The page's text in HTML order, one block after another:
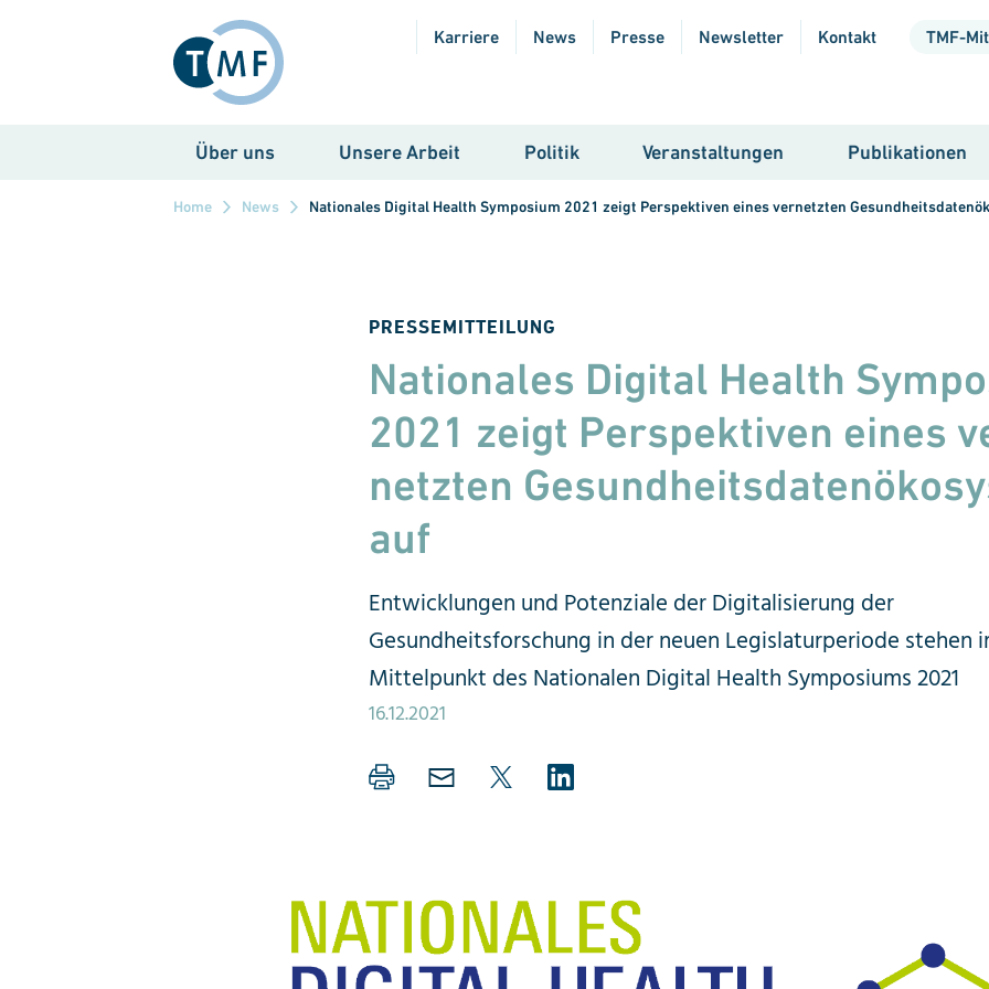
Karriere News Presse Newsletter Kontakt TMF-
Über uns Unsere Arbeit Politik Veranstaltungen Publikationen
Home News Nationales Digital Health Symposium 2021 zeigt Perspektiven eines vernetzten
PRESSEMITTEILUNG
Nationales Digital Health
2021 zeigt Perspektiven eines
netzten
auf
Entwicklungen und Potenziale der Digitalisierung der
Gesundheitsforschung in der neuen Legislaturperiode stehen
Mittelpunkt des Nationalen Digital Health Symposiums 2021
16.12.2021